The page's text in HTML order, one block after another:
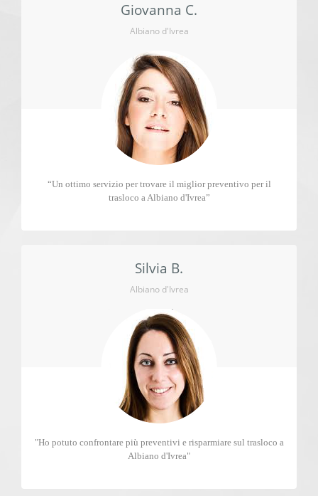
Giovanna C.
Albiano d'Ivrea
“Un ottimo servizio per trovare il miglior preventivo per il
trasloco a Albiano d'Ivrea”
Silvia B.
Albiano d'Ivrea
"Ho potuto confrontare più preventivi e risparmiare sul trasloco a
Albiano d'Ivrea"